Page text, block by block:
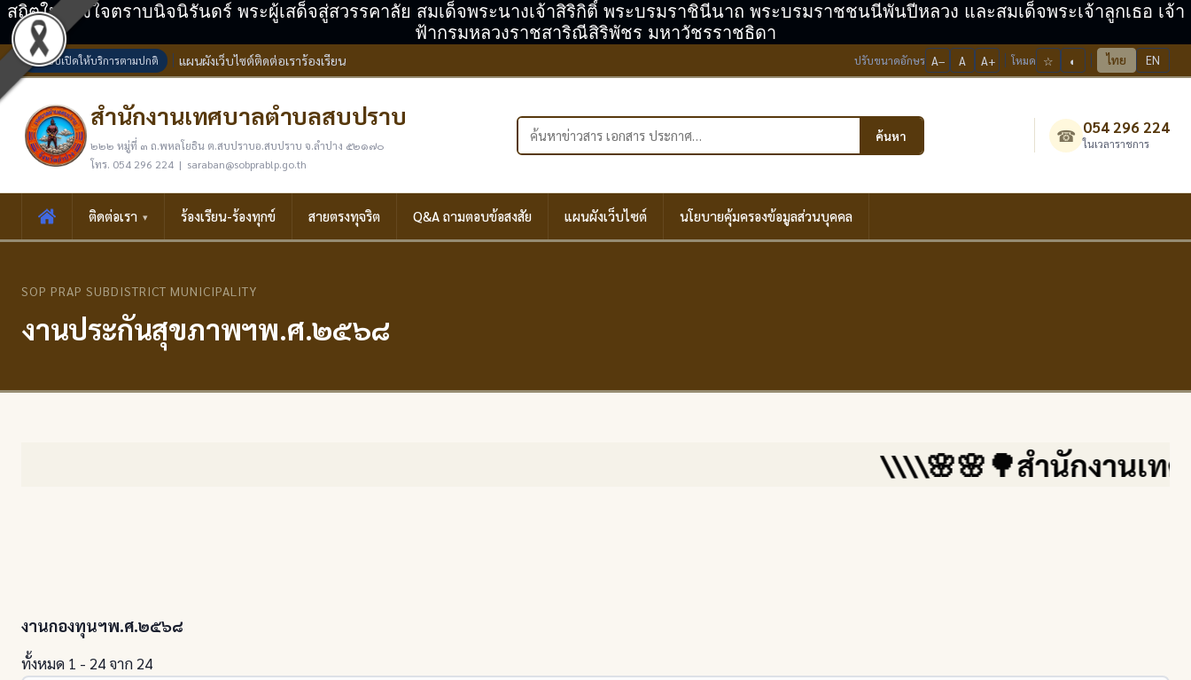
สถิตในดวงใจตราบนิจนิรันดร์ พระผู้เสด็จสู่สวรรคาลัย สมเด็จพระนางเจ้าสิริกิติ์ พระบรมราชินีนาถ พระบรมราชชนนีพันปีหลวง และสมเด็จพระเจ้าลูกเธอ เจ้า
ฟ้ากรมหลวงราชสาริณีสิริพัชร มหาวัชรราชธิดา
ระบบเปิดให้บริการตามปกติ แผนผังเว็บไซต์ติดต่อเราร้องเรียน ปรับขนาดอักษร A− A A+ โหมด ☆ ◐ ไทย EN
สำนักงานเทศบาลตำบลสบปราบ
๒๒๒ หมู่ที่ ๓ ถ.พหลโยธิน ต.สบปราบอ.สบปราบ จ.ลำปาง ๕๒๑๗๐
โทร. 054 296 224 | saraban@sobprablp.go.th
ค้นหาในเว็บไซต์ ค้นหา ☎ 054 296 224
ในเวลาราชการ
ติดต่อเรา ร้องเรียน-ร้องทุกข์ สายตรงทุจริต Q&A ถามตอบข้อสงสัย แผนผังเว็บไซต์ นโยบายคุ้มครองข้อมูลส่วนบุคคล
SOP PRAP SUBDISTRICT MUNICIPALITY
งานประกันสุขภาพฯพ.ศ.๒๕๖๘
\\\\🌸🌸🌳สำนักงานเทศบ
งานกองทุนฯพ.ศ.๒๕๖๘
ทั้งหมด 1 - 24 จาก 24